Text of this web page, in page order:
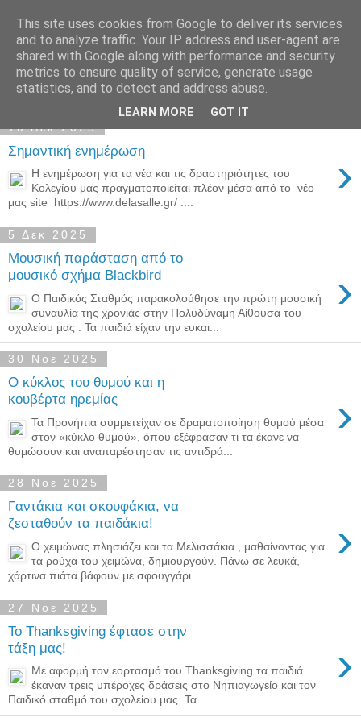
Παιδικός Σταθμός-
Νηπιαγωγείο "ΔΕΛΑΣΑΛ"
10 Δεκ 2025
Σημαντική ενημέρωση ›
Η ενημέρωση για τα νέα και τις δραστηριότητες του
Κολεγίου μας πραγματοποιείται πλέον μέσα από το νέο
μας site https://www.delasalle.gr/ ....
5 Δεκ 2025
Μουσική παράσταση από το
μουσικό σχήμα Blackbird
›
Ο Παιδικός Σταθμός παρακολούθησε την πρώτη μουσική
συναυλία της χρονιάς στην Πολυδύναμη Αίθουσα του
σχολείου μας . Τα παιδιά είχαν την ευκαι...
30 Νοε 2025
Ο κύκλος του θυμού και η
κουβέρτα ηρεμίας
›
Τα Προνήπια συμμετείχαν σε δραματοποίηση θυμού μέσα
στον «κύκλο θυμού», όπου εξέφρασαν τι τα έκανε να
θυμώσουν και αναπαρέστησαν τις αντιδρά...
28 Νοε 2025
Γαντάκια και σκουφάκια, να
ζεσταθούν τα παιδάκια!
›
Ο χειμώνας πλησιάζει και τα Μελισσάκια , μαθαίνοντας για
τα ρούχα του χειμώνα, δημιουργούν. Πάνω σε λευκά,
χάρτινα πιάτα βάφουν με σφουγγάρι...
27 Νοε 2025
Το Thanksgiving έφτασε στην
τάξη μας!
›
Με αφορμή τον εορτασμό του Thanksgiving τα παιδιά
έκαναν τρεις υπέροχες δράσεις στο Νηπιαγωγείο και τον
Παιδικό σταθμό του σχολείου μας. Τα ...
This site uses cookies from Google to deliver its services
and to analyze traffic. Your IP address and user-agent are
shared with Google along with performance and security
metrics to ensure quality of service, generate usage
statistics, and to detect and address abuse.
LEARN MORE GOT IT